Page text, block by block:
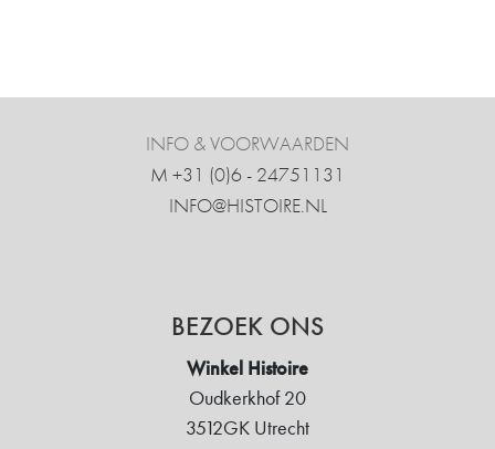
INFO & VOORWAARDEN
M +31 ‍(0)6 - 24751131
INFO@HISTOIRE.NL
BEZOEK ONS
Winkel Histoire
Oudkerkhof 20
3512GK Utrecht